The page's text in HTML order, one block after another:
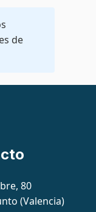
de
80
(Valencia)